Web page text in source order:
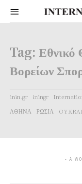
Tag: Εθνικό
Βορείων
inin.gr iningr
ΑΘΗΝΑ
ΡΩΣΙΑ
- A